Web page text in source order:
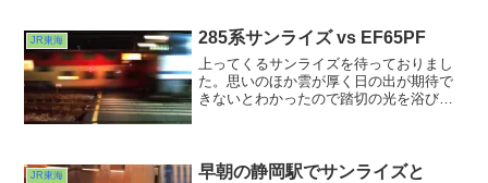
とで挑戦してみた次第でした。さすが東
京都のマークになってるだけあります
ね。都心のイチョウは見事でした。
JR東海 285系サンライズ vs EF65PF
上ってくるサンライズを待っておりまし
た。思いのほか雲が厚く日の出が期待で
きないとわかったので踏切の光を浴びる
た。ゲゲッ！カブる？？？最悪の事態...
JR東海
早朝の静岡駅でサンライズと